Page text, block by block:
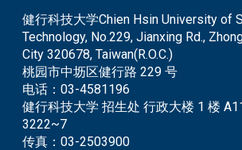
健行科技大学Chien Hsin University of
Technology, No.229, Jianxing Rd.,
City 320678, Taiwan(R.O.C.)
桃园市中坜区健行路 229 号
电话：03-4581196
健行科技大学 招生处 行政大楼 1 楼
3222~7
传真：03-2503900